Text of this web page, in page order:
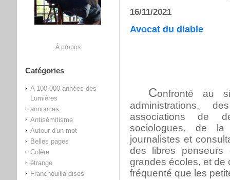
À propos
Catégories
A 100.000 années des
Lumières
annonces
Antisémitisme
Autour d'un mot
Belles pages
Colère
étrange
Franchouillardises
16/11/2021
Avocat du diable
Confronté au
administrations,
associations de
sociologues, de la
journalistes et
des libres penseurs
grandes écoles, et de
fréquenté que les